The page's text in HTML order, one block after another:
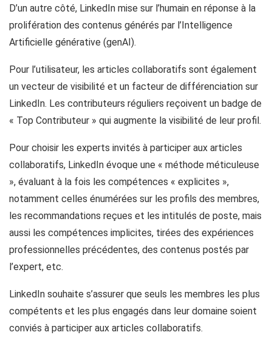
D’un autre côté, LinkedIn mise sur l’humain en réponse à la
prolifération des contenus générés par l’Intelligence
Artificielle générative (genAI).
Pour l’utilisateur, les articles collaboratifs sont également
un vecteur de visibilité et un facteur de différenciation sur
LinkedIn. Les contributeurs réguliers reçoivent un badge de
« Top Contributeur » qui augmente la visibilité de leur profil.
Pour choisir les experts invités à participer aux articles
collaboratifs, LinkedIn évoque une « méthode méticuleuse
», évaluant à la fois les compétences « explicites »,
notamment celles énumérées sur les profils des membres,
les recommandations reçues et les intitulés de poste, mais
aussi les compétences implicites, tirées des expériences
professionnelles précédentes, des contenus postés par
l’expert, etc.
LinkedIn souhaite s’assurer que seuls les membres les plus
compétents et les plus engagés dans leur domaine soient
conviés à participer aux articles collaboratifs.